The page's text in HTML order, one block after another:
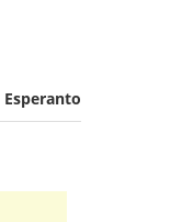
Esperanto